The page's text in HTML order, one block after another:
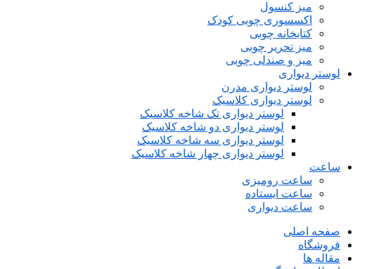
میز کنسول
اکسسوری چوبی کودک
کتابخانه چوبی
میز تحریر چوبی
میز و صندلی چوبی
لوستر دیواری
لوستر دیواری مدرن
لوستر دیواری کلاسیک
لوستر دیواری تک شاخه کلاسیک
لوستر دیواری دو شاخه کلاسیک
لوستر دیواری سه شاخه کلاسیک
لوستر دیواری چهار شاخه کلاسیک
ساعت
ساعت رومیزی
ساعت ایستاده
ساعت دیواری
صفحه اصلی
فروشگاه
مقاله ها